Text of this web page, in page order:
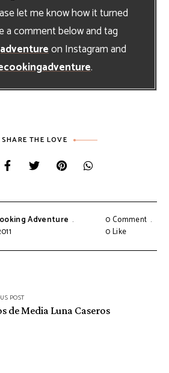
let me know how it turned
a comment below and tag
on Instagram and
.
SHARE THE LOVE
Adventure
0 Comment
0Like
POST
de Media Luna Caseros